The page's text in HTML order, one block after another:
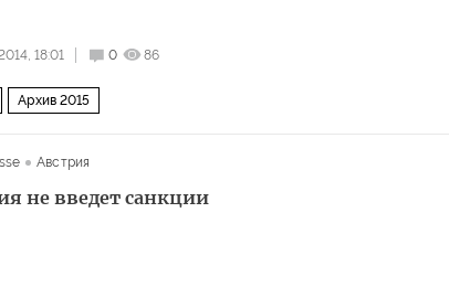
18:01 0 86
Архив 2015
Австрия
не введет санкции